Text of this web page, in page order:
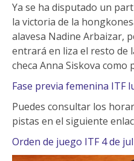
Ya se ha disputado un
la victoria de la
alavesa Nadine Arbaizar,
entrará en liza el resto de
checa Anna Siskova como
Fase previa femenina ITF
Puedes consultar los
pistas en el siguiente
Orden de juego ITF 4 de